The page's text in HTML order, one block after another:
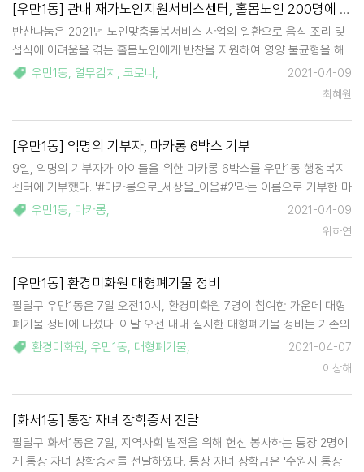
[우만1동] 관내 재가노인지원서비스센터, 홀몸노인 200명에 열무김치 전달
반찬나눔은 2021년 노인맞춤돌봄서비스 사업의 일환으로 음식 조리 및
섭식에 어려움을 겪는 홀몸노인에게 반찬을 지원하여 영양 불균형을 해
소하고 섭식습관 개선을 돕기 위해 추진 중이다. 수원시재가노인지원서
비스센터장은 "코로나19로 힘든 시기를 보내고 있지만, 정성을 담아 만
우만1동, 열무김치 , 코로나,
2021-04-09
최혜원
[우만1동] 익명의 기부자, 마카롱 6박스 기부
9일, 익명의 기부자가 아이들을 위한 마카롱 6박스를 우만1동 행정복지
센터에 기부했다. '#마카롱으로_세상을_이음#2'라는 이름으로 기부한 마
카롱 6박스에는 '마카롱을 선물받고 아이들이 행복했으면 좋겠다'라는
기부자의 메모가 적혀있었다. 우만1동 이기조 동장은 " 관내 소외받는 아
우만1동, 마카롱,
2021-04-09
위하연
[우만1동] 환경미화원 대형폐기물 정비
팔달구 우만1동은 7일 오전10시, 환경미화원 7명이 참여한 가운데 대형
폐기물 정비에 나섰다. 이날 오전 내내 실시한 대형폐기물 정비는 기존의
무단투기 생활폐기물을 정비하는 방식이 아닌 '수원시 생활폐기물 분리
수거 및 반입정지' 정책을 고려하여 환경정비를 추진했다. 이에따라 스티
환경미화원, 우만1동, 대형폐기물,
2021-04-07
이상해
[화서1동] 통장 자녀 장학증서 전달
팔달구 화서1동은 7일, 지역사회 발전을 위해 헌신 봉사하는 통장 2명에
게 통장 자녀 장학증서를 전달하였다. 통장 자녀 장학금은 '수원시 통장